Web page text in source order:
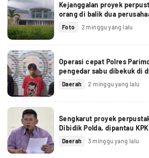
Kejanggalan proyek
orang di balik dua
Foto 2 minggu yang lalu
Operasi cepat Polres
pengedar sabu dibekuk di
Daerah 2 minggu yang lalu
Sengkarut proyek
Dibidik Polda, dipantau KPK
Daerah 3 minggu yang lalu